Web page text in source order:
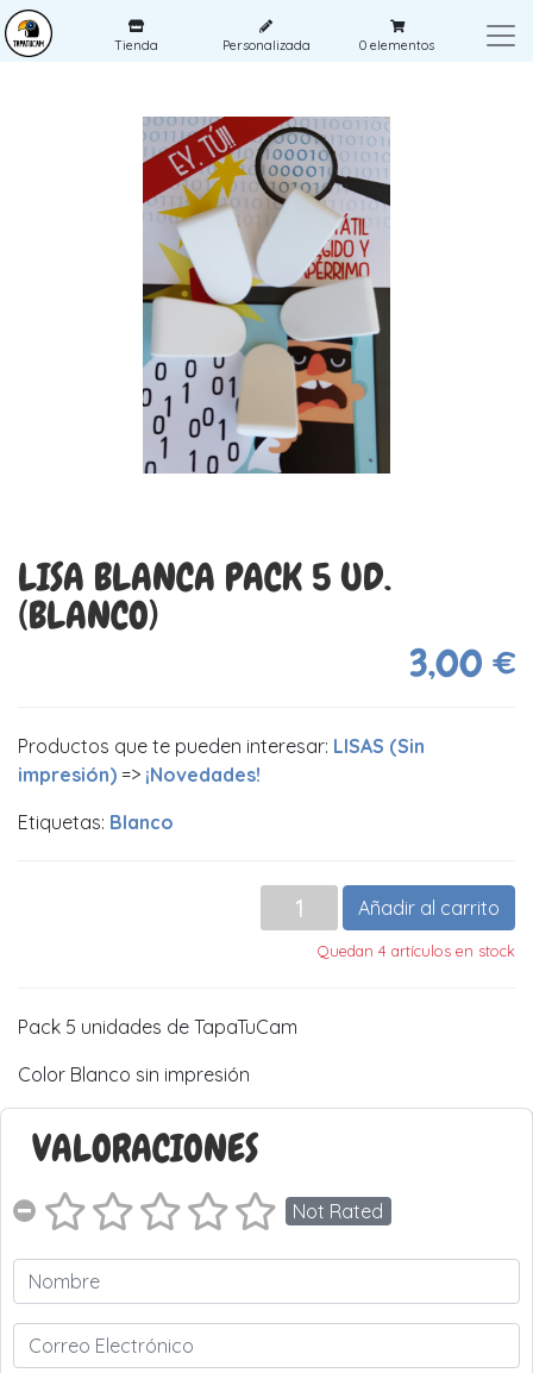
Tienda Personalizada 0 elementos
LISA BLANCA PACK 5 UD.
(BLANCO)
3,00 €
Productos que te pueden interesar: LISAS (Sin
impresión) => ¡Novedades!
Etiquetas: Blanco
Añadir al carrito
Quedan 4 artículos en stock
Pack 5 unidades de TapaTuCam
Color Blanco sin impresión
VALORACIONES
Not Rated